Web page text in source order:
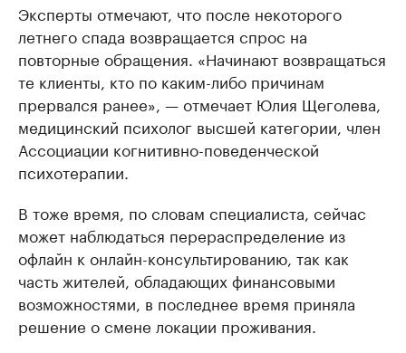
Эксперты отмечают, что после некоторого
летнего спада возвращается спрос на
повторные обращения. «Начинают возвращаться
те клиенты, кто по каким-либо причинам
прервался ранее», — отмечает Юлия Щеголева,
медицинский психолог высшей категории, член
Ассоциации когнитивно-поведенческой
психотерапии.
В тоже время, по словам специалиста, сейчас
может наблюдаться перераспределение из
офлайн к онлайн-консультированию, так как
часть жителей, обладающих финансовыми
возможностями, в последнее время приняла
решение о смене локации проживания.